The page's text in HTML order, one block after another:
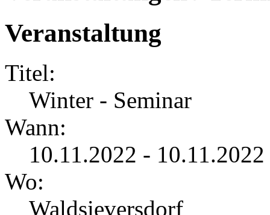
Veranstaltung
Titel:
Winter - Seminar
Wann:
10.11.2022 -
Wo:
Waldsieversdorf